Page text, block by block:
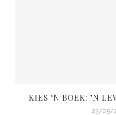
KIES ‘N BOEK: ’N
23/05/